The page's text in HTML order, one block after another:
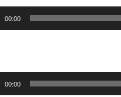
00:00
00:00